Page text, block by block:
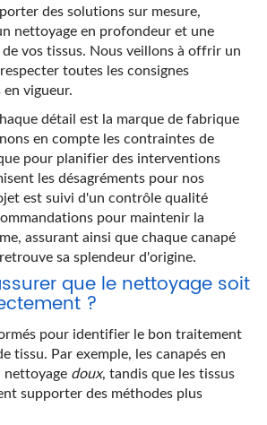
des solutions sur mesure,
nettoyage en profondeur et une
vos tissus. Nous veillons à offrir un
toutes les consignes
vigueur.
détail est la marque de fabrique
en compte les contraintes de
pour planifier des interventions
les désagréments pour nos
est suivi d'un contrôle qualité
pour maintenir la
assurant ainsi que chaque canapé
sa splendeur d'origine.
que le nettoyage soit
?
pour identifier le bon traitement
tissu. Par exemple, les canapés en
nettoyage doux, tandis que les tissus
supporter des méthodes plus